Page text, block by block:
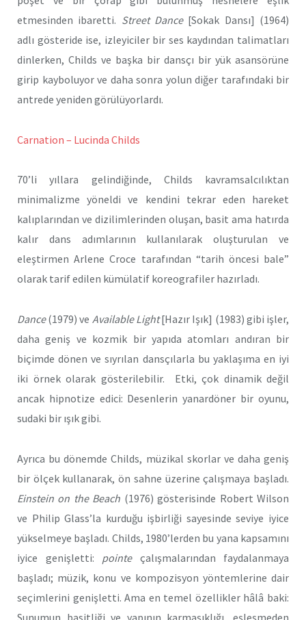
etmesinden ibaretti. Street Dance[Sokak Dansı] (1964)
adlı gösteride ise, izleyiciler bir ses kaydından talimatları
dinlerken, Childs ve başka bir dansçı bir yük asansörüne
girip kayboluyor ve daha sonra yolun diğer tarafındaki bir
antrede yeniden görülüyorlardı.
Carnation – Lucinda Childs
70’li yıllara gelindiğinde, Childs kavramsalcılıktan
minimalizme yöneldi ve kendini tekrar eden hareket
kalıplarından ve dizilimlerinden oluşan, basit ama hatırda
kalır dans adımlarının kullanılarak oluşturulan ve
eleştirmen Arlene Croce tarafından “tarih öncesi bale”
olarak tarif edilen kümülatif koreografiler hazırladı.
Dance(1979) ve Available Light[Hazır Işık] (1983) gibi işler,
daha geniş ve kozmik bir yapıda atomları andıran bir
biçimde dönen ve sıyrılan dansçılarla bu yaklaşıma en iyi
iki örnek olarak gösterilebilir. Etki, çok dinamik değil
ancak hipnotize edici: Desenlerin yanardöner bir oyunu,
sudaki bir ışık gibi.
Ayrıca bu dönemde Childs, müzikal skorlar ve daha geniş
bir ölçek kullanarak, ön sahne üzerine çalışmaya başladı.
Einstein on the Beach (1976) gösterisinde Robert Wilson
ve Philip Glass’la kurduğu işbirliği sayesinde seviye iyice
yükselmeye başladı. Childs, 1980’lerden bu yana kapsamını
iyice genişletti: pointeçalışmalarından faydalanmaya
başladı; müzik, konu ve kompozisyon yöntemlerine dair
seçimlerini genişletti. Ama en temel özellikler hâlâ baki:
Sunumun basitliği ve yapının karmaşıklığı, eşleşmeden